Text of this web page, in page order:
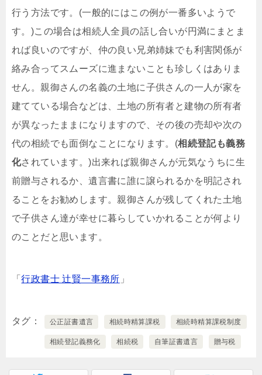
行う方法です。(一般的にはこの例が一番多いようで
す。)この場合は相続人全員の話し合いが円満にまとま
れば良いのですが、仲の良い兄弟姉妹でも利害関係が
絡み合ってスムーズに進まないことも珍しくはありま
せん。親御さんの名義の土地に子供さんの一人が家を
建てている場合などは、土地の所有者と建物の所有者
が異なったままになりますので、その後の売却や次の
代の相続でも面倒なことになります。(相続登記も義務
化されています。)出来れば親御さんが元気なうちに生
前贈与されるか、遺言書に誰に譲られるかを明記され
ることをお勧めします。親御さんが残してくれた土地
で子供さん達が幸せに暮らしていかれることが何より
のことだと思います。
「行政書士 辻賢一事務所 」
タグ 公正証書遺言 相続時精算課税 相続時精算課税制度
相続登記義務化 相続税 自筆証書遺言 贈与税